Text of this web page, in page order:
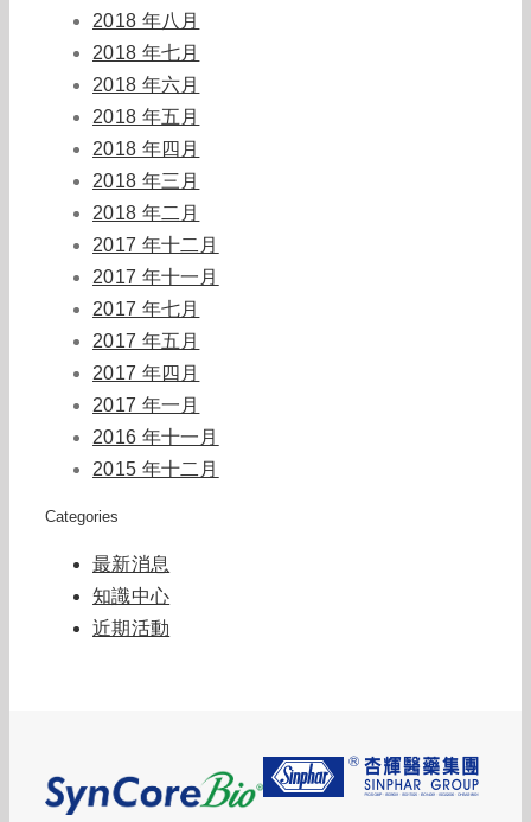
2018 年八月
2018 年七月
2018 年六月
2018 年五月
2018 年四月
2018 年三月
2018 年二月
2017 年十二月
2017 年十一月
2017 年七月
2017 年五月
2017 年四月
2017 年一月
2016 年十一月
2015 年十二月
Categories
最新消息
知識中心
近期活動